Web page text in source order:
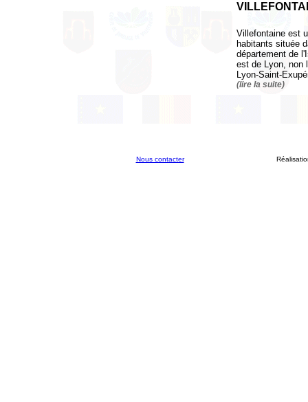
Villefontaine est
habitants située
département de
est de Lyon, non
Lyon-Saint-
(lire la suite)
Nous contacter